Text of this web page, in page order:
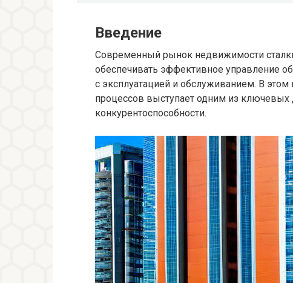
Введение
Современный рынок недвижимости
обеспечивать эффективное управление
с эксплуатацией и обслуживанием. В
процессов выступает одним из
конкурентоспособности.